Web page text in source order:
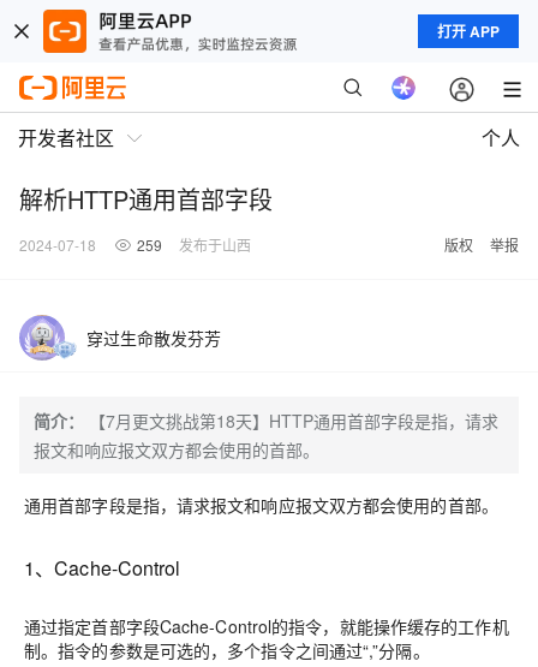
打开 APP
开发者社区 个人
解析HTTP通用首部字段
2024-07-18 259 发布于山西 版权 举报
穿过生命散发芬芳
简介：
【7月更文挑战第18天】HTTP通用首部字段是指，请求
报文和响应报文双方都会使用的首部。
通用首部字段是指，请求报文和响应报文双方都会使用的首部。
1、Cache-Control
通过指定首部字段Cache-Control的指令，就能操作缓存的工作机
制。指令的参数是可选的，多个指令之间通过“,”分隔。